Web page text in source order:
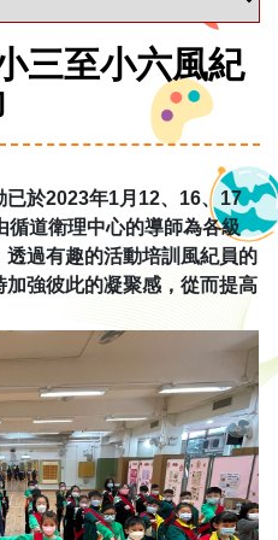
三至小六風紀
於2023年1月12、16、17
循道衛理中心的導師為各級
過有趣的活動培訓風紀員的
強彼此的凝聚感，從而提高